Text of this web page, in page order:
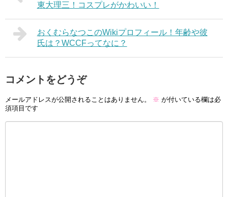
東大理三！コスプレがかわいい！
おくむらなつこのWikiプロフィール！年齢や彼
氏は？WCCFってなに？
コメントをどうぞ
メールアドレスが公開されることはありません。 ※ が付いている欄は必
須項目です